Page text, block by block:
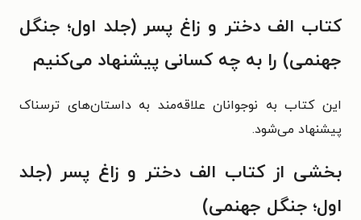
کتاب الف دختر و زاغ پسر (جلد اول؛ جنگل
جهنمی) را به چه کسانی پیشنهاد می‌کنیم
این کتاب به نوجوانان علاقه‌مند به داستان‌های ترسناک
پیشنهاد می‌شود.
بخشی از کتاب الف دختر و زاغ پسر (جلد
اول؛ جنگل جهنمی)